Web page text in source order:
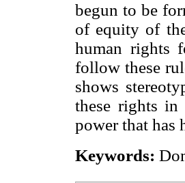
begun to be
of equity of
human rights
follow these
shows
these rights
power that has
Keywords: